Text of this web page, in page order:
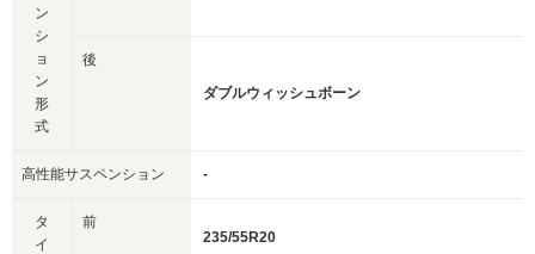
ン
シ
ョ
ン
形
式
後
ダブルウィッシュボーン
高性能サスペンション -
タ
イ
前
235/55R20